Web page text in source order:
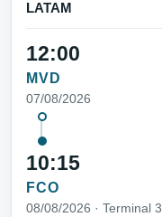
LATAM
12:00
MVD
07/08/2026
10:15
FCO
08/08/2026 · Terminal 3